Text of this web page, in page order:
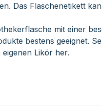
Das Flaschenetikett
mit einer
bestens geeignet.
Likör her.